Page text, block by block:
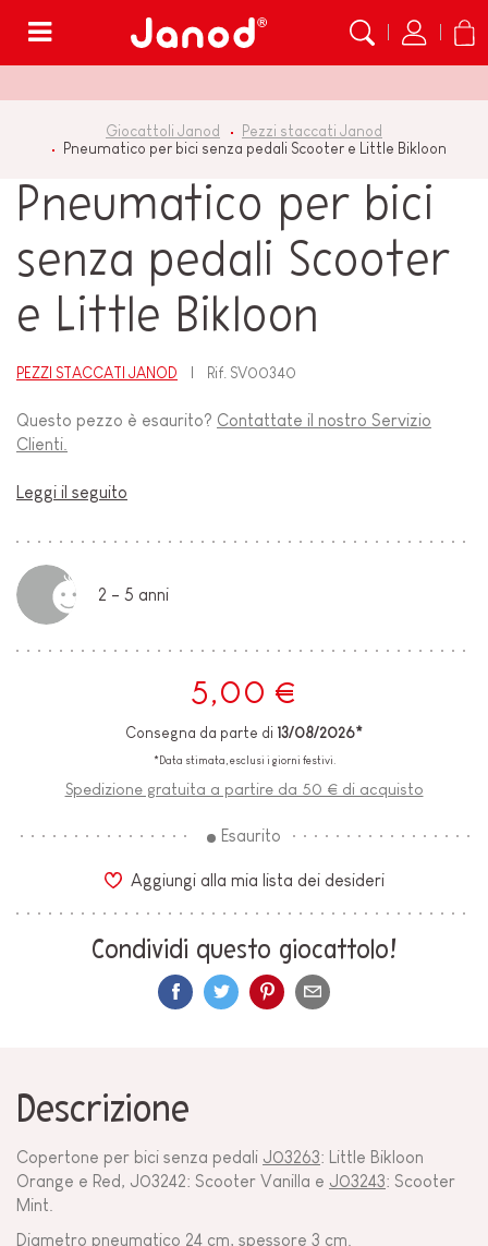
Giocattoli Janod
Pezzi staccati Janod
Pneumatico per bici senza pedali Scooter e Little Bikloon
Pneumatico per bici
senza pedali Scooter
e Little Bikloon
PEZZI STACCATI JANOD Rif. SV00340
Questo pezzo è esaurito? Contattate il nostro Servizio
Clienti.
Leggi il seguito
2 - 5 anni
5,00 €
Consegna da parte di 13/08/2026*
*Data stimata, esclusi i giorni festivi.
Spedizione gratuita a partire da 50 € di acquisto
Esaurito
Aggiungi alla mia lista dei desideri
Condividi questo giocattolo!
Descrizione
Copertone per bici senza pedali J03263: Little Bikloon
Orange e Red, J03242: Scooter Vanilla e J03243: Scooter
Mint.
Diametro pneumatico 24 cm, spessore 3 cm.